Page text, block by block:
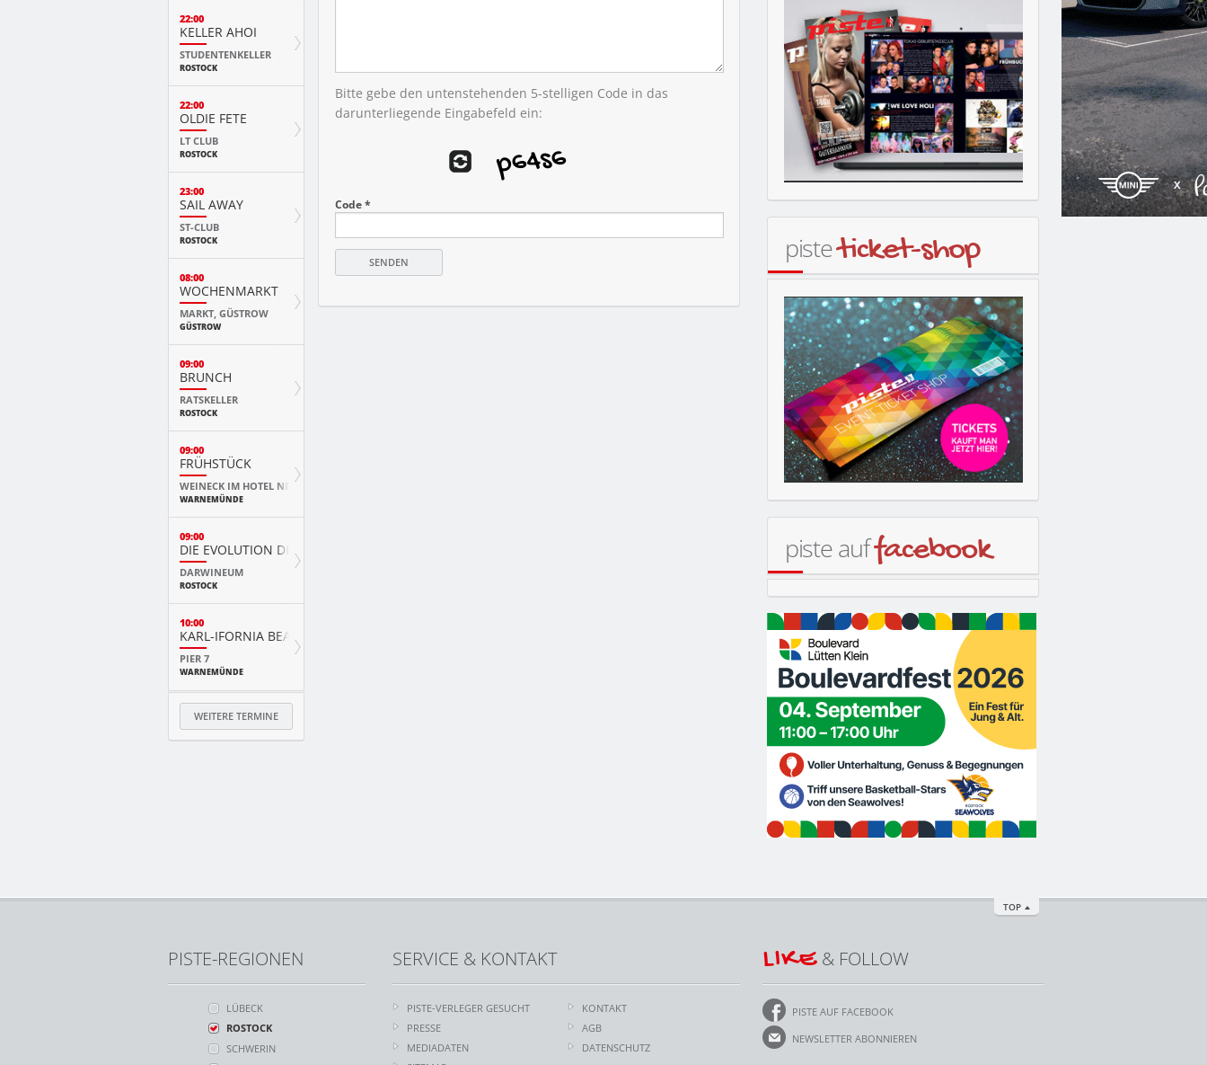
Bitte gebe den untenstehenden 5-stelligen Code in das
darunterliegende Eingabefeld ein:
Code *
22:00
KELLER AHOI
STUDENTENKELLER
ROSTOCK
22:00
OLDIE FETE
LT CLUB
ROSTOCK
23:00
SAIL AWAY
ST-CLUB
ROSTOCK
08:00
WOCHENMARKT
MARKT, GÜSTROW
GÜSTROW
09:00
BRUNCH
RATSKELLER
ROSTOCK
09:00
FRÜHSTÜCK
WEINECK IM HOTEL NEPTUN
WARNEMÜNDE
09:00
DIE EVOLUTION DER TIERE MIT PLAYMOBIL
DARWINEUM
ROSTOCK
10:00
KARL-IFORNIA BEACH SANDWELTEN
PIER 7
WARNEMÜNDE
WEITERE TERMINE
pisteticket-shop
piste auffacebook
TOP
PISTE-REGIONEN
LÜBECK
ROSTOCK
SCHWERIN
SERVICE & KONTAKT
PISTE-VERLEGER GESUCHT
PRESSE
MEDIADATEN
KONTAKT
AGB
DATENSCHUTZ
LIKE& FOLLOW
PISTE AUF FACEBOOK
NEWSLETTER ABONNIEREN